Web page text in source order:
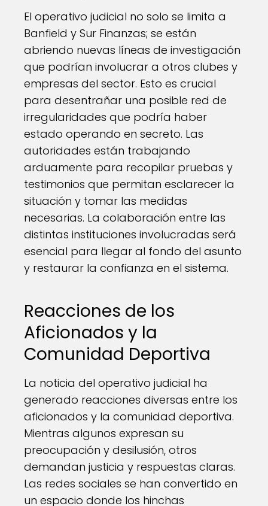
El operativo judicial no solo se limita a
Banfield y Sur Finanzas; se están
abriendo nuevas líneas de investigación
que podrían involucrar a otros clubes y
empresas del sector. Esto es crucial
para desentrañar una posible red de
irregularidades que podría haber
estado operando en secreto. Las
autoridades están trabajando
arduamente para recopilar pruebas y
testimonios que permitan esclarecer la
situación y tomar las medidas
necesarias. La colaboración entre las
distintas instituciones involucradas será
esencial para llegar al fondo del asunto
y restaurar la confianza en el sistema.
Reacciones de los
Aficionados y la
Comunidad Deportiva
La noticia del operativo judicial ha
generado reacciones diversas entre los
aficionados y la comunidad deportiva.
Mientras algunos expresan su
preocupación y desilusión, otros
demandan justicia y respuestas claras.
Las redes sociales se han convertido en
un espacio donde los hinchas